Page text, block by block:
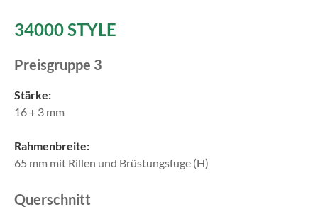
34000 STYLE
Preisgruppe 3
Stärke:
16 + 3 mm
Rahmenbreite:
65 mm mit Rillen und Brüstungsfuge (H)
Querschnitt